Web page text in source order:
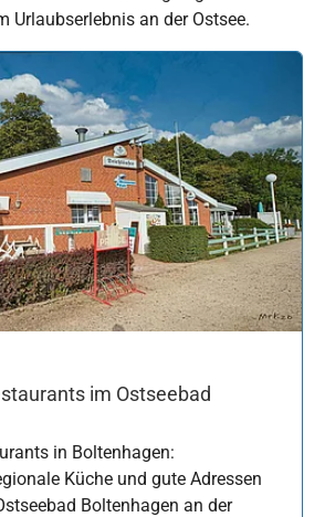
Urlaubserlebnis an der Ostsee.
im Ostseebad
in Boltenhagen:
Küche und gute Adressen
Boltenhagen an der